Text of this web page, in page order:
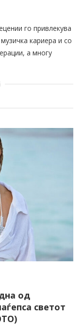
го привлекува
кариера и со
а многу
од
светот